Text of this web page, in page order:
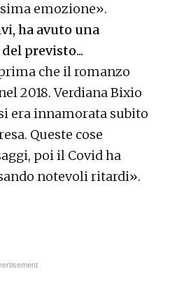
emozione».
ha avuto una
previsto...
che il romanzo
2018. Verdiana Bixio
era innamorata subito
Queste cose
poi il Covid ha
notevoli ritardi».